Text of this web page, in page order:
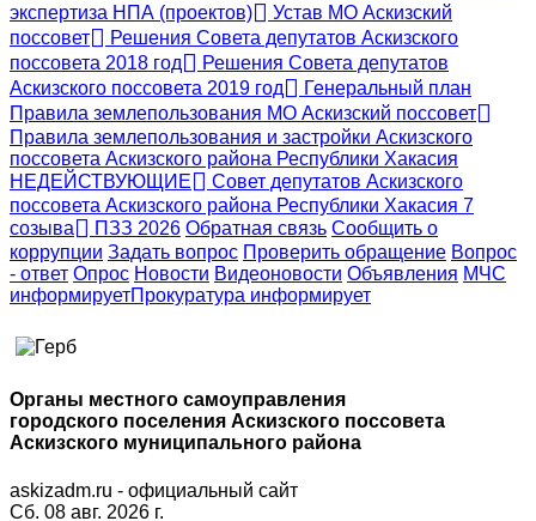
экспертиза НПА (проектов)
Устав МО Аскизский
поссовет
Решения Совета депутатов Аскизского
поссовета 2018 год
Решения Совета депутатов
Аскизского поссовета 2019 год
Генеральный план
Правила землепользования МО Аскизский поссовет
Правила землепользования и застройки Аскизского
поссовета Аскизского района Республики Хакасия
НЕДЕЙСТВУЮЩИЕ
Совет депутатов Аскизского
поссовета Аскизского района Республики Хакасия 7
созыва
ПЗЗ 2026 Обратная связь Сообщить о
коррупции Задать вопрос Проверить обращение Вопрос
- ответ Опрос Новости Видеоновости Объявления МЧС
информируетПрокуратура информирует
Органы местного самоуправления
городского поселения Аскизского поссовета
Аскизского муниципального района
askizadm.ru - официальный сайт
Сб. 08 авг. 2026 г.